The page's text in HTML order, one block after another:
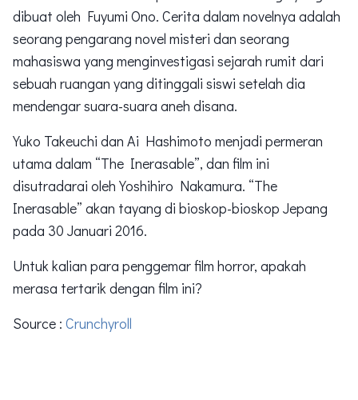
dibuat oleh Fuyumi Ono. Cerita dalam novelnya adalah
seorang pengarang novel misteri dan seorang
mahasiswa yang menginvestigasi sejarah rumit dari
sebuah ruangan yang ditinggali siswi setelah dia
mendengar suara-suara aneh disana.
Yuko Takeuchi dan Ai Hashimoto menjadi permeran
utama dalam “The Inerasable”, dan film ini
disutradarai oleh Yoshihiro Nakamura. “The
Inerasable” akan tayang di bioskop-bioskop Jepang
pada 30 Januari 2016.
Untuk kalian para penggemar film horror, apakah
merasa tertarik dengan film ini?
Source : Crunchyroll